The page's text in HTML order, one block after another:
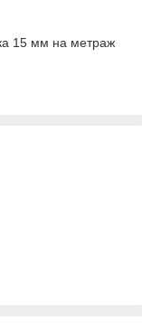
15 мм на метраж